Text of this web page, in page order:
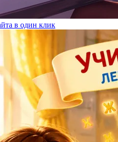
в один клик